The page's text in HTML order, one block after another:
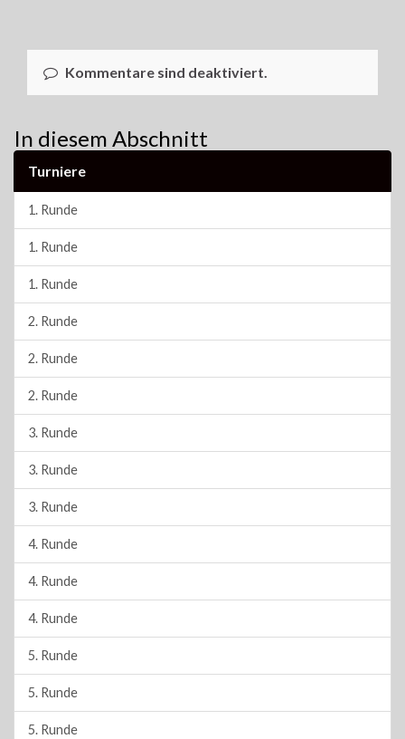
Kommentare sind deaktiviert.
In diesem Abschnitt
Turniere
1. Runde
1. Runde
1. Runde
2. Runde
2. Runde
2. Runde
3. Runde
3. Runde
3. Runde
4. Runde
4. Runde
4. Runde
5. Runde
5. Runde
5. Runde